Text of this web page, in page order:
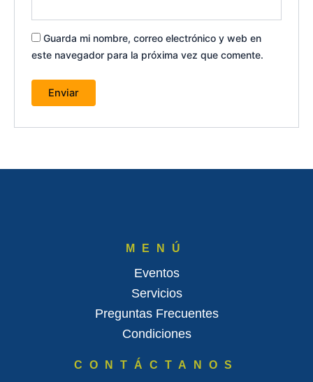
Guarda mi nombre, correo electrónico y web en
este navegador para la próxima vez que comente.
MENÚ
Eventos
Servicios
Preguntas Frecuentes
Condiciones
CONTÁCTANOS